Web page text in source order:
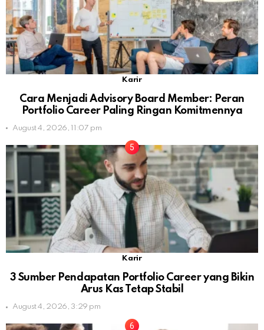
Karir
Cara Menjadi Advisory Board Member: Peran
Portfolio Career Paling Ringan Komitmennya
August 4, 2026, 11:07 pm
Karir
3 Sumber Pendapatan Portfolio Career yang Bikin
Arus Kas Tetap Stabil
August 4, 2026, 3:29 pm